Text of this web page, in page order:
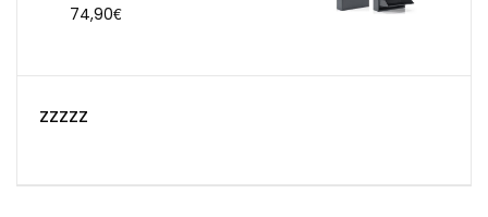
74,90€
zzzzz